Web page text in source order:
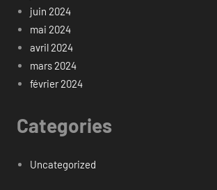
juin 2024
mai 2024
avril 2024
mars 2024
février 2024
Categories
Uncategorized